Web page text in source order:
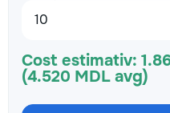
Cost estimativ:
(4.520 MDL avg)